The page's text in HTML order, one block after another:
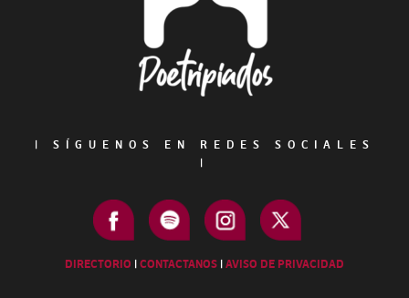
|
SÍGUENOS EN REDES SOCIALES
|
DIRECTORIO |CONTACTANOS |AVISO DE PRIVACIDAD